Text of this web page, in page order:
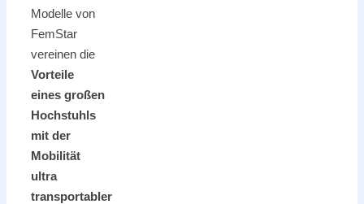
Modelle von
FemStar
vereinen die
Vorteile
eines großen
Hochstuhls
mit der
Mobilität
ultra
transportabler